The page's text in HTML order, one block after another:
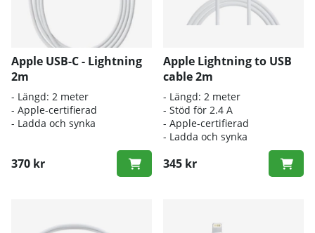
Apple USB-C - Lightning
2m
- Längd: 2 meter
- Apple-certifierad
- Ladda och synka
370 kr
Apple Lightning to USB
cable 2m
- Längd: 2 meter
- Stöd för 2.4 A
- Apple-certifierad
- Ladda och synka
345 kr